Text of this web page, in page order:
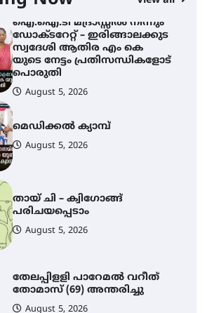
പൊരുതി
August 5, 2026
മെഡിക്കൽ ക്യാമ്പ്
പരിചയപ്പെടാം
തേലപ്പിളളി പാറേമൽ വറീത്
തോമാസ് (69) അന്തരിച്ചു
അരങ്ങ് 2026′ ആഗസ്റ്റ് 8, 9
തീയതികളിൽ